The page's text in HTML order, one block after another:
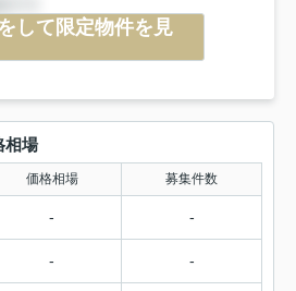
して限定物件を見
相場
価格相場 募集件数
- -
- -